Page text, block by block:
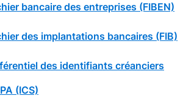
bancaire des entreprises (FIBEN)
des implantations bancaires (FIB)
des identifiants créanciers
(ICS)